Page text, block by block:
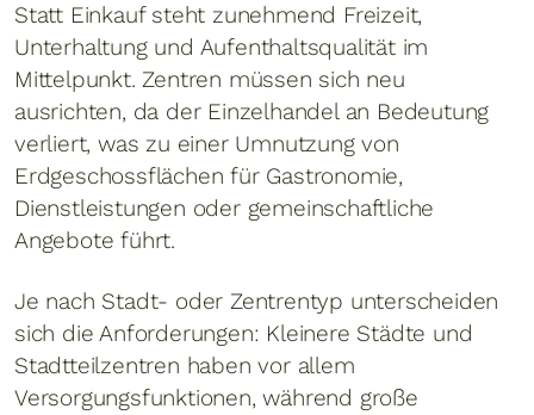
Statt Einkauf steht zunehmend Freizeit,
Unterhaltung und Aufenthaltsqualität im
Mittelpunkt. Zentren müssen sich neu
ausrichten, da der Einzelhandel an Bedeutung
verliert, was zu einer Umnutzung von
Erdgeschossflächen für Gastronomie,
Dienstleistungen oder gemeinschaftliche
Angebote führt.
Je nach Stadt- oder Zentrentyp unterscheiden
sich die Anforderungen: Kleinere Städte und
Stadtteilzentren haben vor allem
Versorgungsfunktionen, während große